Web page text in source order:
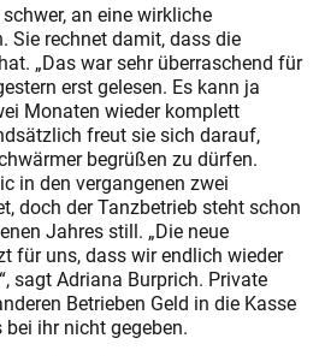
an eine wirkliche
Sie rechnet damit, dass die
„Das war sehr überraschend für
erst gelesen. Es kann ja
Monaten wieder komplett
freut sie sich darauf,
begrüßen zu dürfen.
in den vergangenen zwei
doch der Tanzbetrieb steht schon
Jahres still. „Die neue
für uns, dass wir endlich wieder
sagt Adriana Burprich. Private
Betrieben Geld in die Kasse
ihr nicht gegeben.